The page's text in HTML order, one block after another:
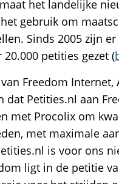
het landelijke
gebruik om
Sinds 2005 zijn
petities gezet (
Freedom Internet,
Petities.nl aan
met Procolix om
met maximale
is voor ons
ligt in de petitie